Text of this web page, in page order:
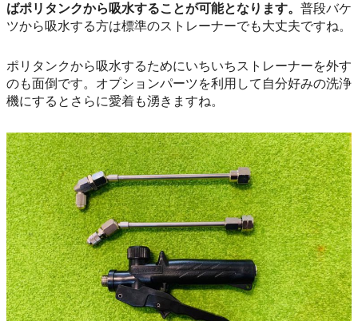
ばポリタンクから吸水することが可能となります。 普段バケ
ツから吸水する方は標準のストレーナーでも大丈夫ですね。
ポリタンクから吸水するためにいちいちストレーナーを外す
のも面倒です。オプションパーツを利用して自分好みの洗浄
機にするとさらに愛着も湧きますね。